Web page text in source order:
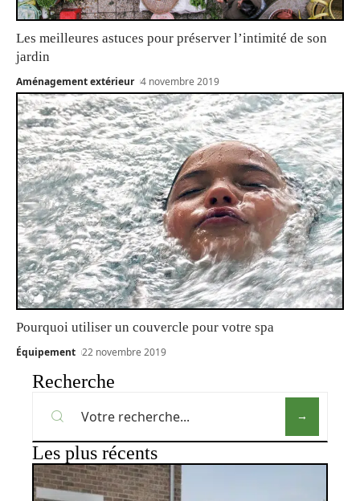
Les meilleures astuces pour préserver l’intimité de son
jardin
Aménagement extérieur 4 novembre 2019
Pourquoi utiliser un couvercle pour votre spa
Équipement 22 novembre 2019
Recherche
Les plus récents